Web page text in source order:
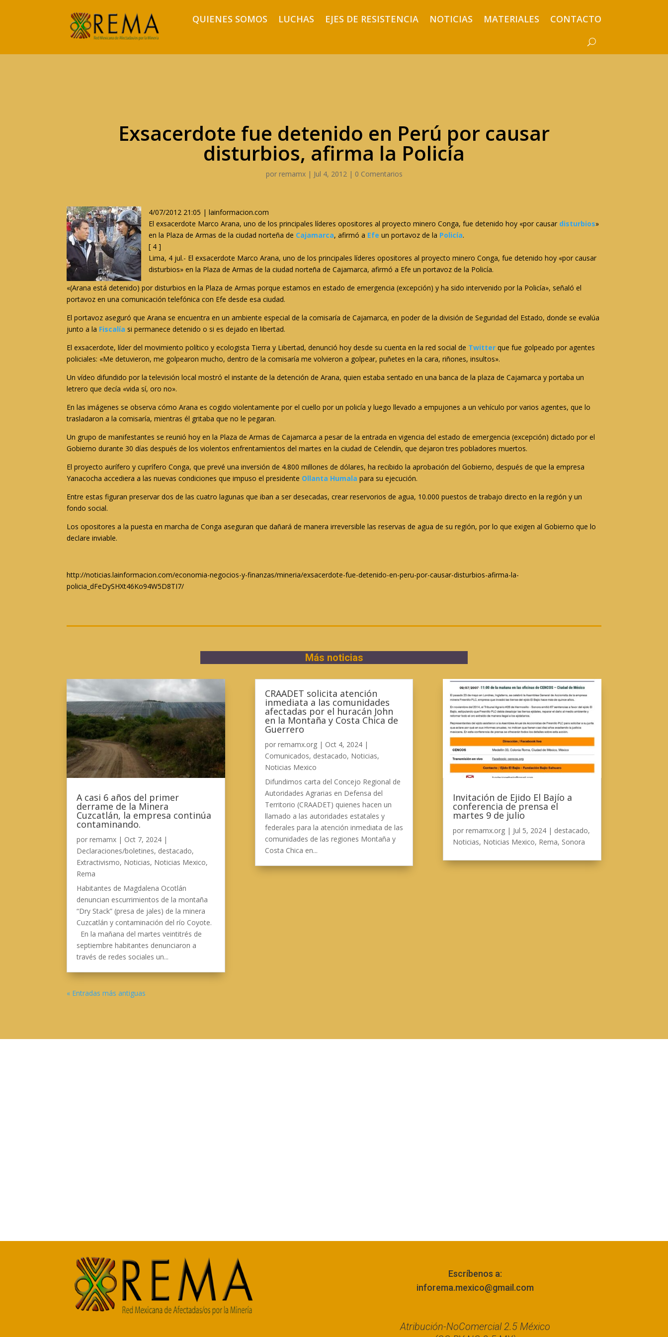
QUIENES SOMOS LUCHAS EJES DE RESISTENCIA NOTICIAS MATERIALES CONTACTO
Exsacerdote fue detenido en Perú por causar
disturbios, afirma la Policía
por remamx| Jul 4, 2012| 0 Comentarios
4/07/2012 21:05 | lainformacion.com
El exsacerdote Marco Arana, uno de los principales líderes opositores al proyecto minero Conga, fue detenido hoy «por causar disturbios»
en la Plaza de Armas de la ciudad norteña de Cajamarca, afirmó a Efe un portavoz de la Policía.
[ 4 ]
Lima, 4 jul.- El exsacerdote Marco Arana, uno de los principales líderes opositores al proyecto minero Conga, fue detenido hoy «por causar
disturbios» en la Plaza de Armas de la ciudad norteña de Cajamarca, afirmó a Efe un portavoz de la Policía.
«(Arana está detenido) por disturbios en la Plaza de Armas porque estamos en estado de emergencia (excepción) y ha sido intervenido por la Policía», señaló el
portavoz en una comunicación telefónica con Efe desde esa ciudad.
El portavoz aseguró que Arana se encuentra en un ambiente especial de la comisaría de Cajamarca, en poder de la división de Seguridad del Estado, donde se evalúa
junto a la Fiscalía si permanece detenido o si es dejado en libertad.
El exsacerdote, líder del movimiento político y ecologista Tierra y Libertad, denunció hoy desde su cuenta en la red social de Twitter que fue golpeado por agentes
policiales: «Me detuvieron, me golpearon mucho, dentro de la comisaría me volvieron a golpear, puñetes en la cara, riñones, insultos».
Un vídeo difundido por la televisión local mostró el instante de la detención de Arana, quien estaba sentado en una banca de la plaza de Cajamarca y portaba un
letrero que decía «vida sí, oro no».
En las imágenes se observa cómo Arana es cogido violentamente por el cuello por un policía y luego llevado a empujones a un vehículo por varios agentes, que lo
trasladaron a la comisaría, mientras él gritaba que no le pegaran.
Un grupo de manifestantes se reunió hoy en la Plaza de Armas de Cajamarca a pesar de la entrada en vigencia del estado de emergencia (excepción) dictado por el
Gobierno durante 30 días después de los violentos enfrentamientos del martes en la ciudad de Celendín, que dejaron tres pobladores muertos.
El proyecto aurífero y cuprífero Conga, que prevé una inversión de 4.800 millones de dólares, ha recibido la aprobación del Gobierno, después de que la empresa
Yanacocha accediera a las nuevas condiciones que impuso el presidente Ollanta Humala para su ejecución.
Entre estas figuran preservar dos de las cuatro lagunas que iban a ser desecadas, crear reservorios de agua, 10.000 puestos de trabajo directo en la región y un
fondo social.
Los opositores a la puesta en marcha de Conga aseguran que dañará de manera irreversible las reservas de agua de su región, por lo que exigen al Gobierno que lo
declare inviable.
http://noticias.lainformacion.com/economia-negocios-y-finanzas/mineria/exsacerdote-fue-detenido-en-peru-por-causar-disturbios-afirma-la-
policia_dFeDySHXt46Ko94W5D8TI7/
Más noticias
A casi 6 años del primer
derrame de la Minera
Cuzcatlán, la empresa continúa
contaminando.
porremamx | Oct 7, 2024 |
Declaraciones/boletines, destacado,
Extractivismo, Noticias, Noticias Mexico,
Rema
Habitantes de Magdalena Ocotlán
denuncian escurrimientos de la montaña
“Dry Stack” (presa de jales) de la minera
Cuzcatlán y contaminación del río Coyote.
En la mañana del martes veintitrés de
septiembre habitantes denunciaron a
través de redes sociales un...
CRAADET solicita atención
inmediata a las comunidades
afectadas por el huracán John
en la Montaña y Costa Chica de
Guerrero
por remamx.org| Oct 4, 2024|
Comunicados, destacado, Noticias,
Noticias Mexico
Difundimos carta del Concejo Regional de
Autoridades Agrarias en Defensa del
Territorio (CRAADET) quienes hacen un
llamado a las autoridades estatales y
federales para la atención inmediata de las
comunidades de las regiones Montaña y
Costa Chica en...
Invitación de Ejido El Bajío a
conferencia de prensa el
martes 9 de julio
por remamx.org| Jul 5, 2024| destacado,
Noticias, Noticias Mexico, Rema, Sonora
« Entradas más antiguas
Escríbenos a:
inforema.mexico@gmail.com
Atribución-NoComercial 2.5 México